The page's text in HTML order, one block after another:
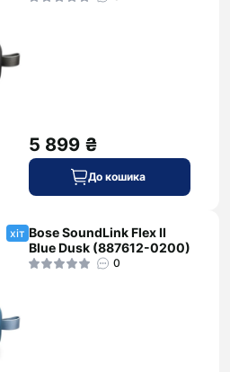
5 899 ₴
До кошика
хіт Bose SoundLink Flex II
Blue Dusk (887612-0200)
0